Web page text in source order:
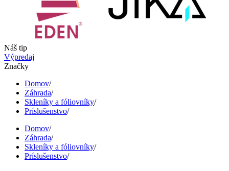
Náš tip
Výpredaj
Značky
Domov/
Záhrada/
Skleníky a fóliovníky/
Príslušenstvo/
Domov/
Záhrada/
Skleníky a fóliovníky/
Príslušenstvo/